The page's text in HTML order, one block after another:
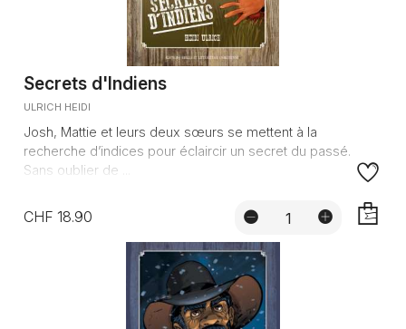
Secrets d'Indiens
ULRICH HEIDI
Josh, Mattie et leurs deux sœurs se mettent à la
recherche d’indices pour éclaircir un secret du passé.
Sans oublier de ...
CHF 18.90